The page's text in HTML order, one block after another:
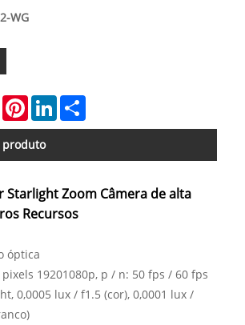
WG
WhatsAppPinterestLinkedIn
produto
Starlight Zoom Câmera de alta
Recursos
óptica
19201080p, p / n: 50 fps / 60 fps
0,0005 lux / f1.5 (cor), 0,0001 lux /